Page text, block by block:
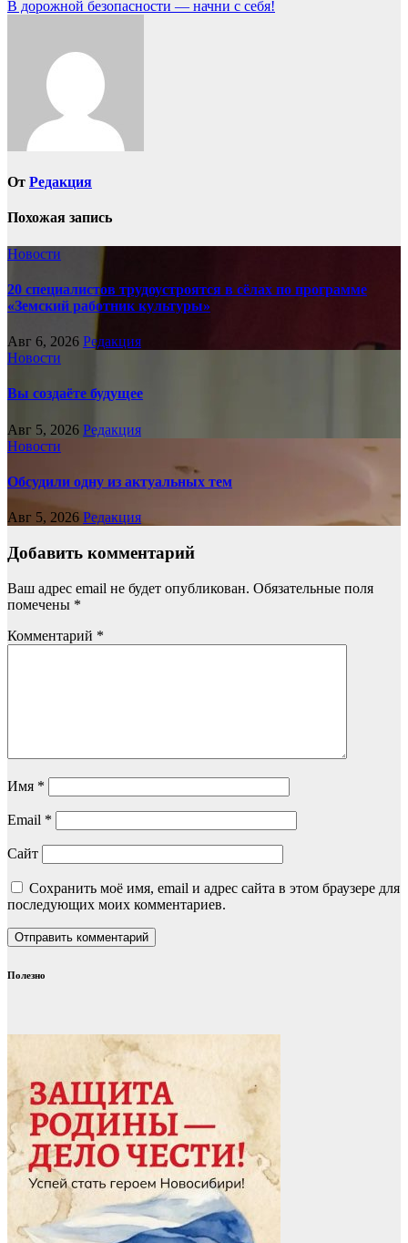
В дорожной безопасности — начни с себя!
От Редакция
Похожая запись
Новости
20 специалистов трудоустроятся в сёлах по программе
«Земский работник культуры»
Авг 6, 2026 Редакция
Новости
Вы создаёте будущее
Авг 5, 2026 Редакция
Новости
Обсудили одну из актуальных тем
Авг 5, 2026 Редакция
Добавить комментарий
Ваш адрес email не будет опубликован. Обязательные поля
помечены *
Комментарий *
Имя *
Email *
Сайт
Сохранить моё имя, email и адрес сайта в этом браузере для
последующих моих комментариев.
Полезно